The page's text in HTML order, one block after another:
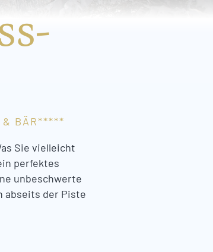
& BÄR*****
Sie vielleicht
perfektes
unbeschwerte
abseits der Piste